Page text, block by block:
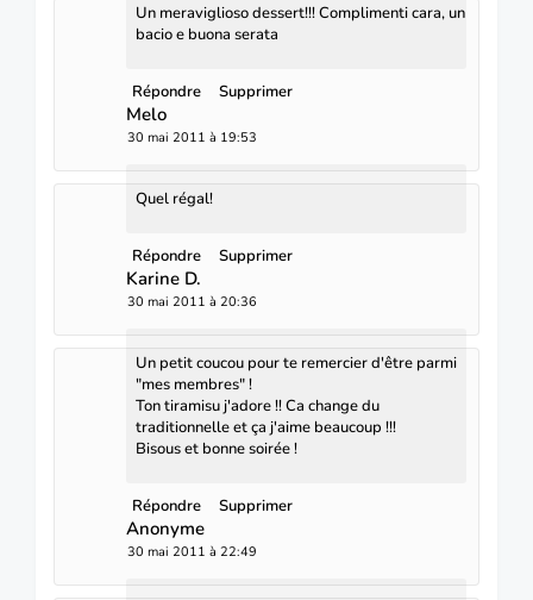
Un meraviglioso dessert!!! Complimenti cara, un
bacio e buona serata
Répondre Supprimer
Melo
30 mai 2011 à 19:53
Quel régal!
Répondre Supprimer
Karine D.
30 mai 2011 à 20:36
Un petit coucou pour te remercier d'être parmi
"mes membres" !
Ton tiramisu j'adore !! Ca change du
traditionnelle et ça j'aime beaucoup !!!
Bisous et bonne soirée !
Répondre Supprimer
Anonyme
30 mai 2011 à 22:49